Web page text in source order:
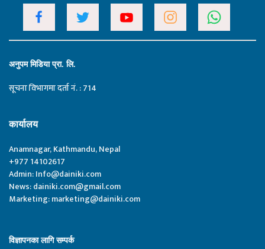
अनुपम मिडिया प्रा. लि.
सूचना विभागमा दर्ता नं. : 714
कार्यालय
Anamnagar, Kathmandu, Nepal
+977 14102617
Admin:Info@dainiki.com
News:dainiki.com@gmail.com
Marketing:marketing@dainiki.com
विज्ञापनका लागि सम्पर्क